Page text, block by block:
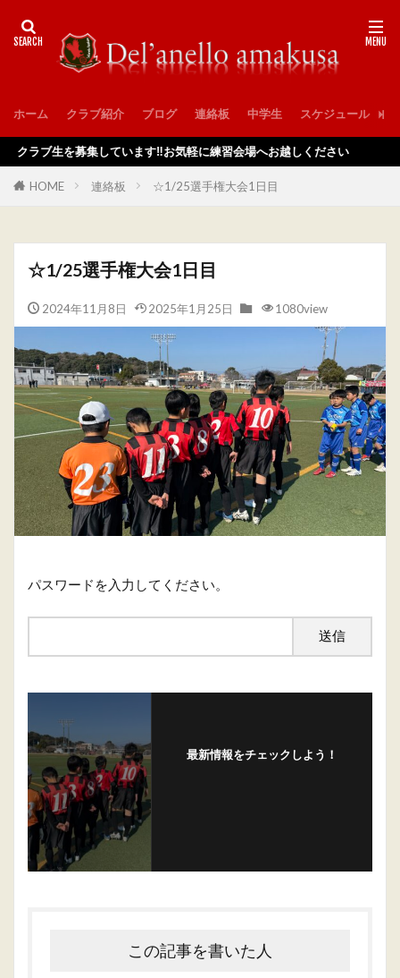
ホーム クラブ紹介 ブログ 連絡板 中学生 スケジュール
ブ生を募集しています‼️お気軽に練習会場へお越しください
HOME 連絡板 ☆1/25選手権大会1日目
☆1/25選手権大会1日目
2024年11月8日 2025年1月25日 1080view
パスワードを入力してください。
最新情報をチェックしよう！
この記事を書いた人